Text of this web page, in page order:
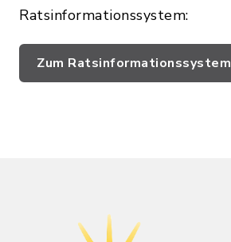
Ratsinformationssystem:
Zum Ratsinformationssystem